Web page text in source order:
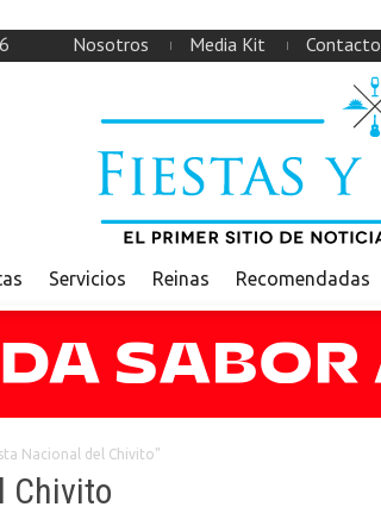
Nosotros Media Kit Contacto
Servicios Reinas Recomendadas
Nacional del Chivito"
Chivito